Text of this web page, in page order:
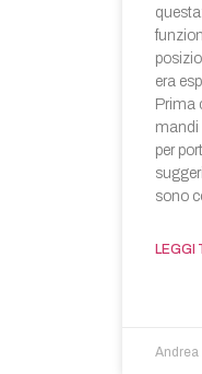
era
Prima
mandi
per
sono
LEGGI
Andrea